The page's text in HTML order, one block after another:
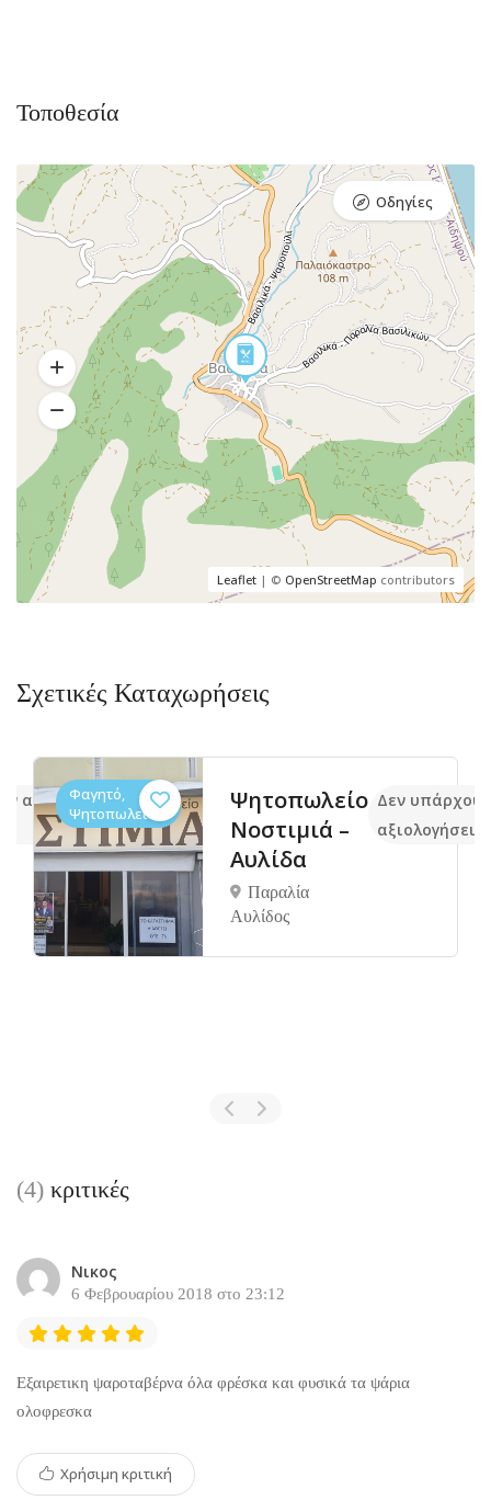
Τοποθεσία
Leaflet | © OpenStreetMap contributors
Οδηγίες
Σχετικές Καταχωρήσεις
ακόμαΦαγητό,
Ψητοπωλεία
Ψητοπωλείο
Νοστιμιά –
Αυλίδα
Παραλία
Αυλίδος
Δεν
αξιολογήσεις
(4) κριτικές
Νικος
6 Φεβρουαρίου 2018 στο 23:12
Εξαιρετικη ψαροταβέρνα όλα φρέσκα και φυσικά τα ψάρια
ολοφρεσκα
Χρήσιμη κριτική